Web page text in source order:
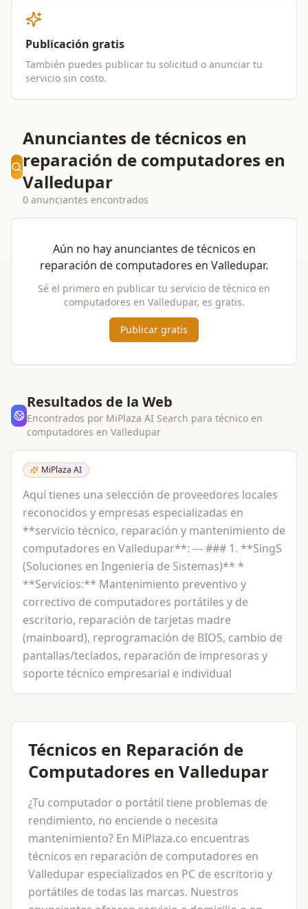
Publicación gratis
También puedes publicar tu solicitud o anunciar tu
servicio sin costo.
Anunciantes de técnicos en
reparación de computadores en
Valledupar
0 anunciantes encontrados
Aún no hay anunciantes detécnicos en
reparación de computadores en Valledupar.
Sé el primero en publicar tu servicio de técnico en
computadores en Valledupar, es gratis.
Publicar gratis
Resultados de la Web
Encontrados por MiPlaza AI Search paratécnico en
computadores enValledupar
MiPlaza AI
Aquí tienes una selección de proveedores locales
reconocidos y empresas especializadas en
**servicio técnico, reparación y mantenimiento de
computadores en Valledupar**: --- ### 1. **SingS
(Soluciones en Ingeniería de Sistemas)** *
**Servicios:** Mantenimiento preventivo y
correctivo de computadores portátiles y de
escritorio, reparación de tarjetas madre
(mainboard), reprogramación de BIOS, cambio de
pantallas/teclados, reparación de impresoras y
soporte técnico empresarial e individual
Técnicos en Reparación de
Computadores en Valledupar
¿Tu computador o portátil tiene problemas de
rendimiento, no enciende o necesita
mantenimiento? En MiPlaza.co encuentras
técnicos en reparación de computadores en
Valledupar especializados en PC de escritorio y
portátiles de todas las marcas. Nuestros